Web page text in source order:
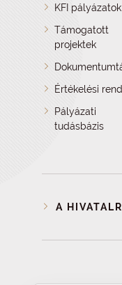
KFI pályázatok
Támogatott
projektek
Értékelési
Pályázati
tudásbázis
A